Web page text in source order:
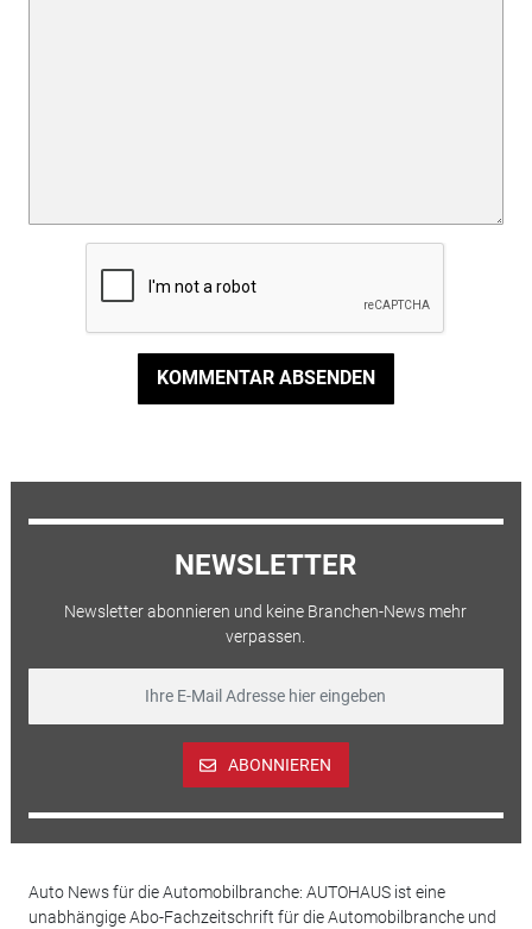
KOMMENTAR ABSENDEN
NEWSLETTER
Newsletter abonnieren und keine Branchen-News mehr
verpassen.
ABONNIEREN
Auto News für die Automobilbranche: AUTOHAUS ist eine
unabhängige Abo-Fachzeitschrift für die Automobilbranche und